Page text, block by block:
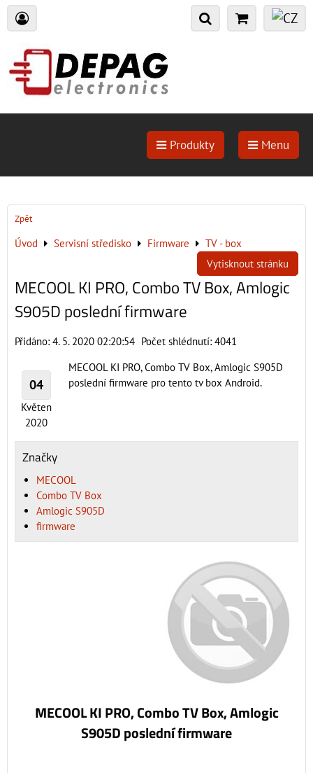
Produkty Menu
Zpět
Úvod Servisní středisko Firmware
TV - box
Vytisknout stránku
MECOOL KI PRO, Combo TV Box, Amlogic
S905D poslední firmware
Přidáno: 4. 5. 2020 02:20:54 Počet shlédnutí: 4041
04
Květen
2020
Značky
MECOOL
Combo TV Box
Amlogic S905D
firmware
MECOOL KI PRO, Combo TV Box, Amlogic S905D
poslední firmware pro tento tv box Android.
MECOOL KI PRO, Combo TV Box, Amlogic
S905D poslední firmware